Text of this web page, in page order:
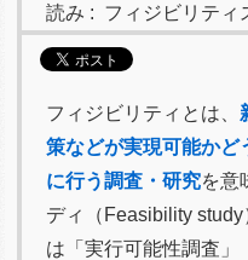
読み : フィジビリティ
フィジビリティとは、
策などが実現可能かど
に行う調査・研究を意
ディ（Feasibility
は「実行可能性調査」